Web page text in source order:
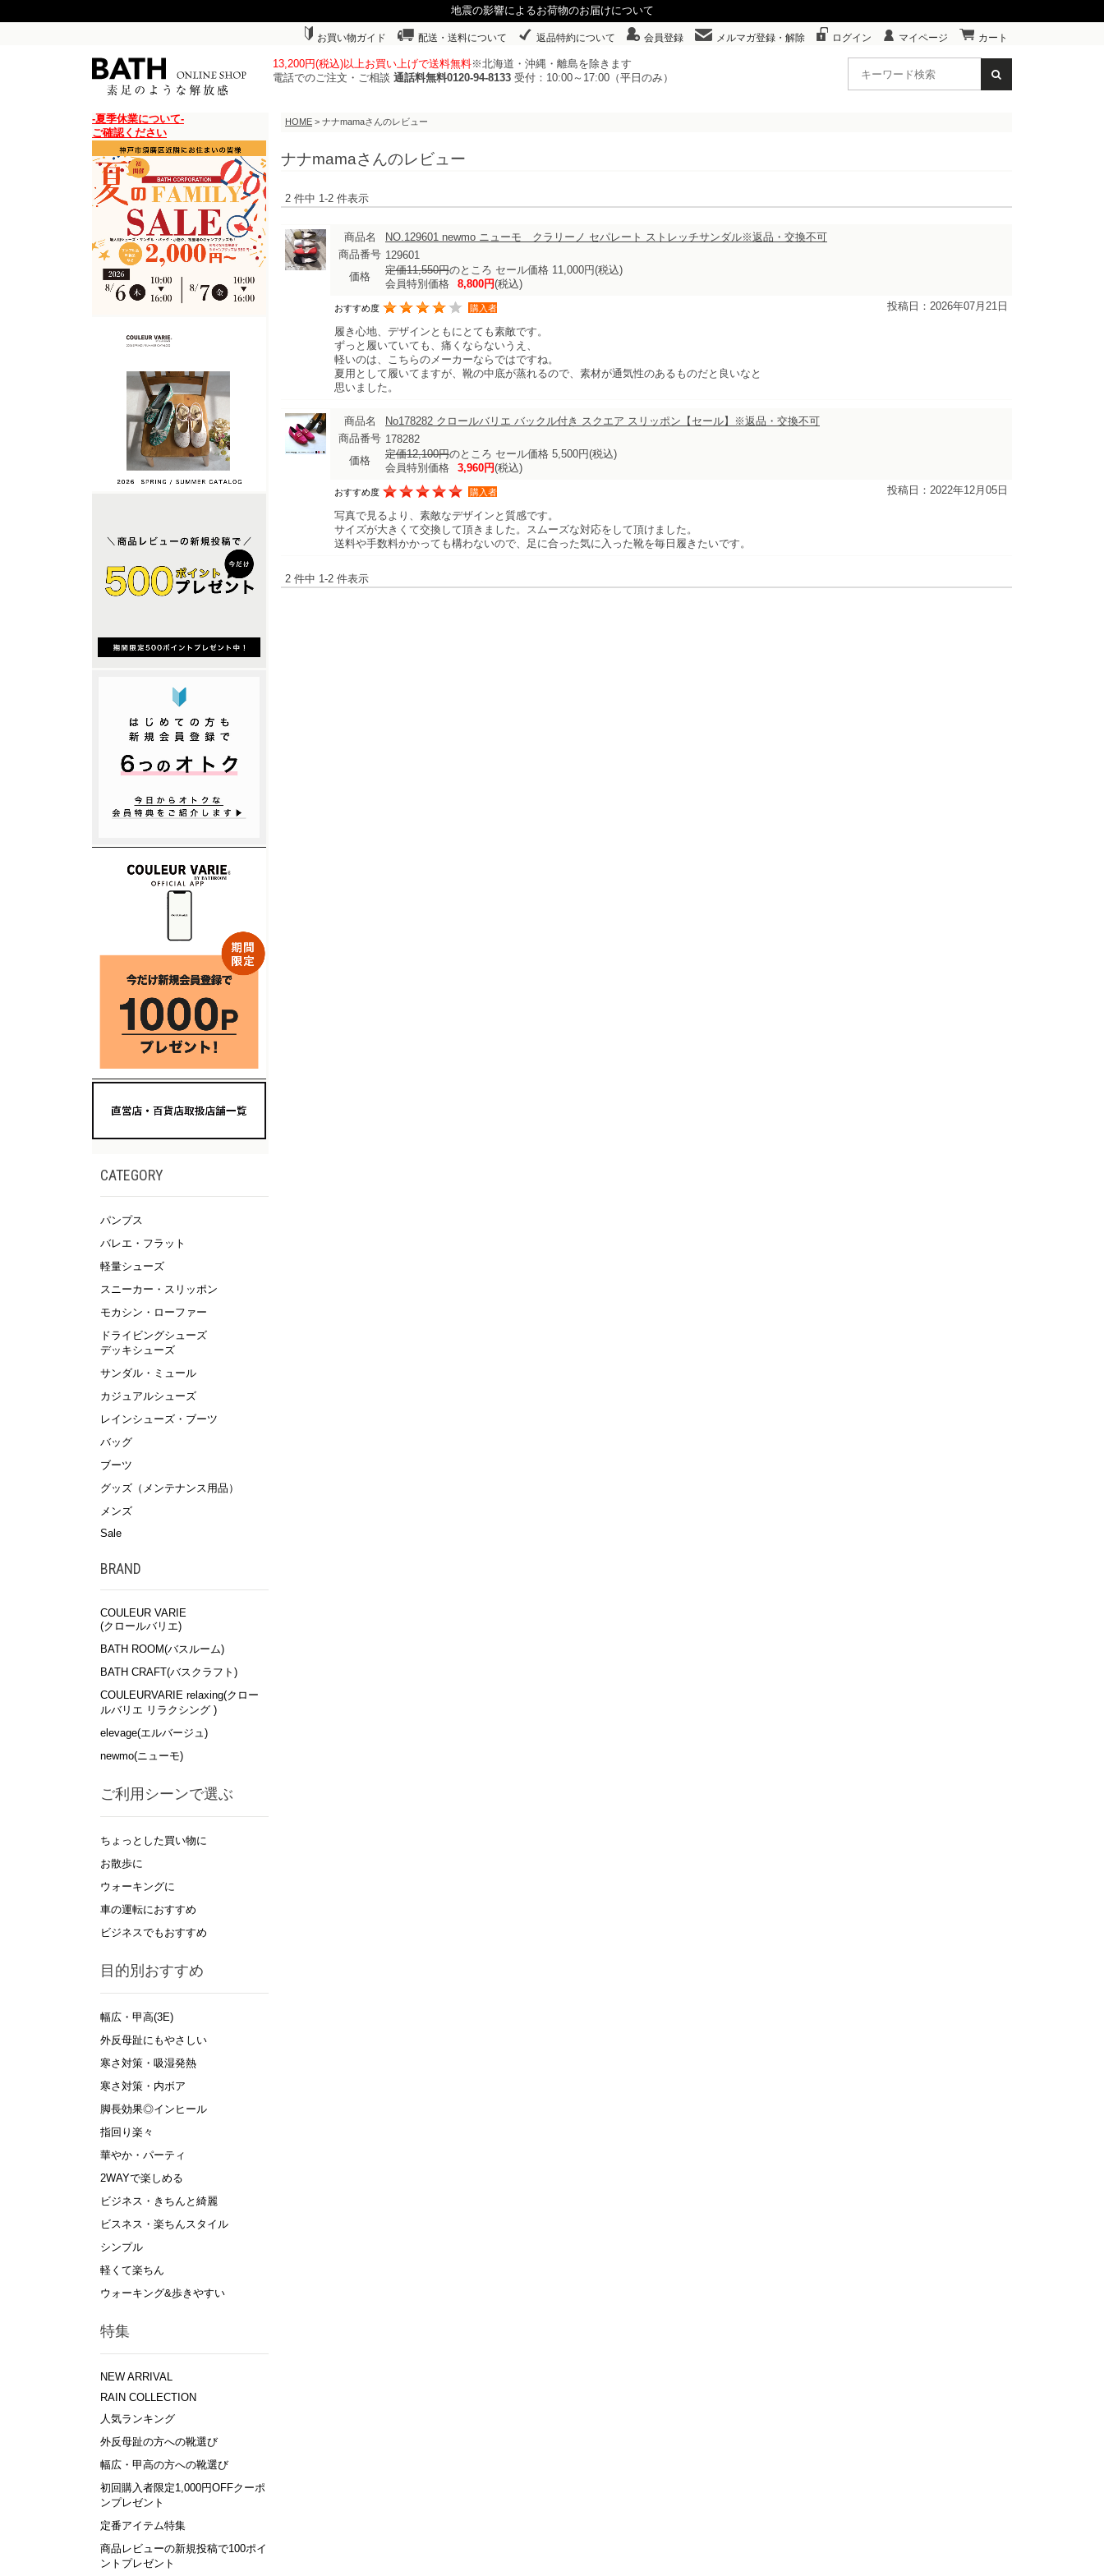
地震の影響によるお荷物のお届けについて
お買い物ガイド 配送・送料について 返品特約について 会員登録 メルマガ登録・解除 ログイン マイページ カート
13,200円(税込)以上お買い上げで送料無料※北海道・沖縄・離島を除きます
電話でのご注文・ご相談 通話料無料0120-94-8133 受付：10:00～17:00（平日のみ）
-夏季休業について-
ご確認ください
CATEGORY
パンプス
バレエ・フラット
軽量シューズ
スニーカー・スリッポン
モカシン・ローファー
ドライビングシューズ
デッキシューズ
サンダル・ミュール
カジュアルシューズ
レインシューズ・ブーツ
バッグ
ブーツ
グッズ（メンテナンス用品）
メンズ
Sale
BRAND
COULEUR VARIE
(クロールバリエ)
BATH ROOM(バスルーム)
BATH CRAFT(バスクラフト)
COULEURVARIE relaxing(クロー
ルバリエ リラクシング )
elevage(エルバージュ)
newmo(ニューモ)
ご利用シーンで選ぶ
ちょっとした買い物に
お散歩に
ウォーキングに
車の運転におすすめ
ビジネスでもおすすめ
目的別おすすめ
幅広・甲高(3E)
外反母趾にもやさしい
寒さ対策・吸湿発熱
寒さ対策・内ボア
脚長効果◎インヒール
指回り楽々
華やか・パーティ
2WAYで楽しめる
ビジネス・きちんと綺麗
ビスネス・楽ちんスタイル
シンプル
軽くて楽ちん
ウォーキング&歩きやすい
特集
NEW ARRIVAL
RAIN COLLECTION
人気ランキング
外反母趾の方への靴選び
幅広・甲高の方への靴選び
初回購入者限定1,000円OFFクーポ
ンプレゼント
定番アイテム特集
商品レビューの新規投稿で100ポイ
ントプレゼント
HOME > ナナmamaさんのレビュー
ナナmamaさんのレビュー
2 件中 1-2 件表示
商品名
NO.129601 newmo ニューモ クラリーノ セパレート ストレッチサンダル※返品・交換不可
商品番号 129601
価格
定価11,550円のところ セール価格 11,000円(税込)
会員特別価格
8,800円(税込)
投稿日：2026年07月21日
おすすめ度 購入者
履き心地、デザインともにとても素敵です。
ずっと履いていても、痛くならないうえ、
軽いのは、こちらのメーカーならではですね。
夏用として履いてますが、靴の中底が蒸れるので、素材が通気性のあるものだと良いなと
思いました。
商品名
No178282 クロールバリエ バックル付き スクエア スリッポン【セール】※返品・交換不可
商品番号 178282
価格
定価12,100円のところ セール価格 5,500円(税込)
会員特別価格
3,960円(税込)
投稿日：2022年12月05日
おすすめ度 購入者
写真で見るより、素敵なデザインと質感です。
サイズが大きくて交換して頂きました。スムーズな対応をして頂けました。
送料や手数料かかっても構わないので、足に合った気に入った靴を毎日履きたいです。
2 件中 1-2 件表示